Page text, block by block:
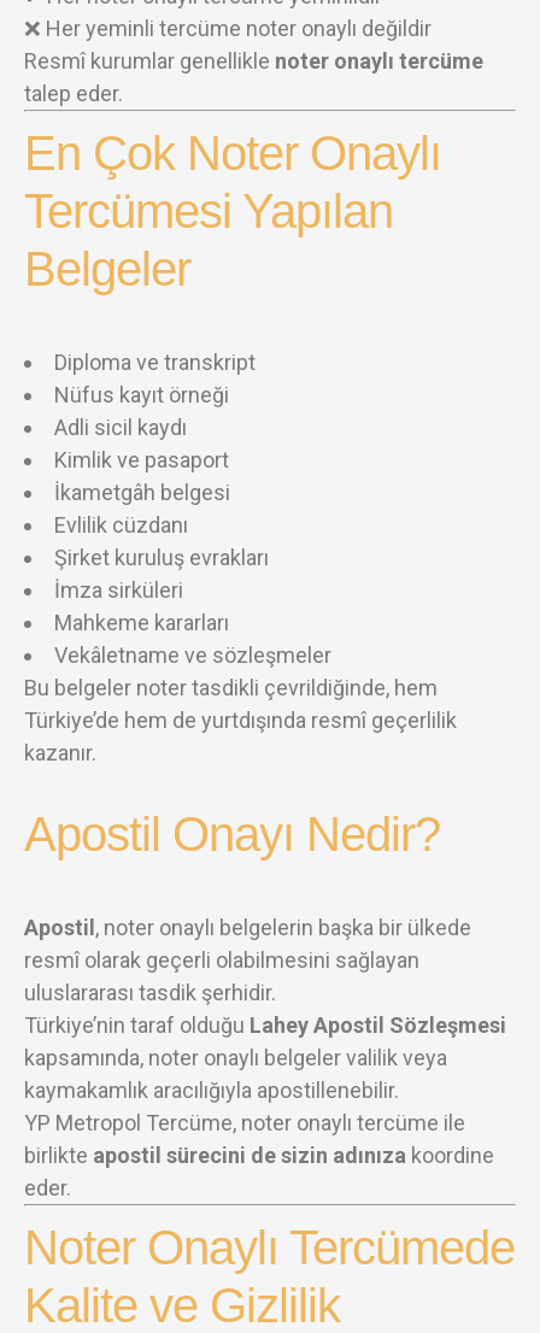
❌ Her yeminli tercüme noter onaylı değildir
Resmî kurumlar genellikle noter onaylı tercüme
talep eder.
En Çok Noter Onaylı
Tercümesi Yapılan
Belgeler
Diploma ve transkript
Nüfus kayıt örneği
Adli sicil kaydı
Kimlik ve pasaport
İkametgâh belgesi
Evlilik cüzdanı
Şirket kuruluş evrakları
İmza sirküleri
Mahkeme kararları
Vekâletname ve sözleşmeler
Bu belgeler noter tasdikli çevrildiğinde, hem
Türkiye’de hem de yurtdışında resmî geçerlilik
kazanır.
Apostil Onayı Nedir?
Apostil , noter onaylı belgelerin başka bir ülkede
resmî olarak geçerli olabilmesini sağlayan
uluslararası tasdik şerhidir.
Türkiye’nin taraf olduğu Lahey Apostil Sözleşmesi
kapsamında, noter onaylı belgeler valilik veya
kaymakamlık aracılığıyla apostillenebilir.
YP Metropol Tercüme, noter onaylı tercüme ile
birlikte apostil sürecini de sizin adınıza koordine
eder.
Noter Onaylı Tercümede
Kalite ve Gizlilik